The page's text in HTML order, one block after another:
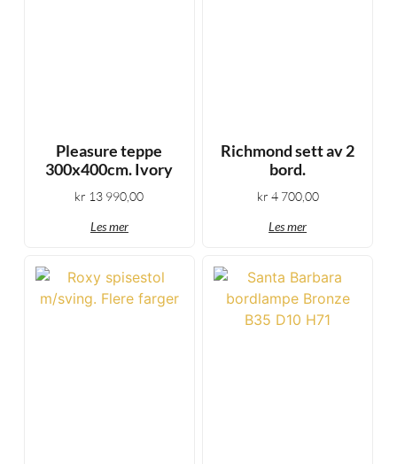
Pleasure teppe
300x400cm. Ivory
kr 13 990,00
Les mer
Richmond sett av 2
bord.
kr 4 700,00
Les mer